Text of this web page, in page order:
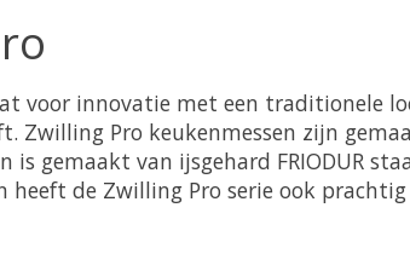
voor innovatie met een traditionele
Pro keukenmessen zijn
gemaakt van ijsgehard FRIODUR
de Zwilling Pro serie ook